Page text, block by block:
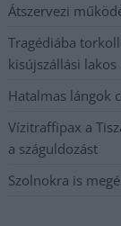
Átszervezi
Tragédiába
kisújszállási
Hatalmas lángok
Vízitraffipax a
a száguldozást
Szolnokra is